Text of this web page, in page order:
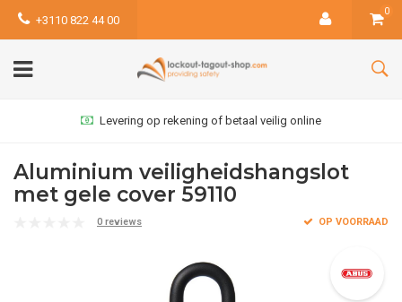
+3110 822 44 00
0
Levering op rekening of betaal veilig online
Aluminium veiligheidshangslot
met gele cover 59110
0 reviews OP VOORRAAD